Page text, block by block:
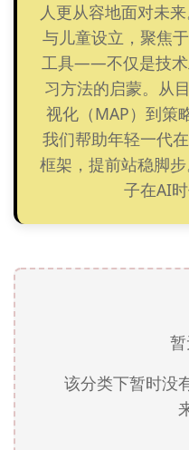
人更从容地面对未
与儿童设立，聚焦
工具——不仅是技术
习方法的启蒙。从
视化（MAP）到策
我们帮助年轻一代
框架，提前站稳脚
子在AI时
该分类下暂时没